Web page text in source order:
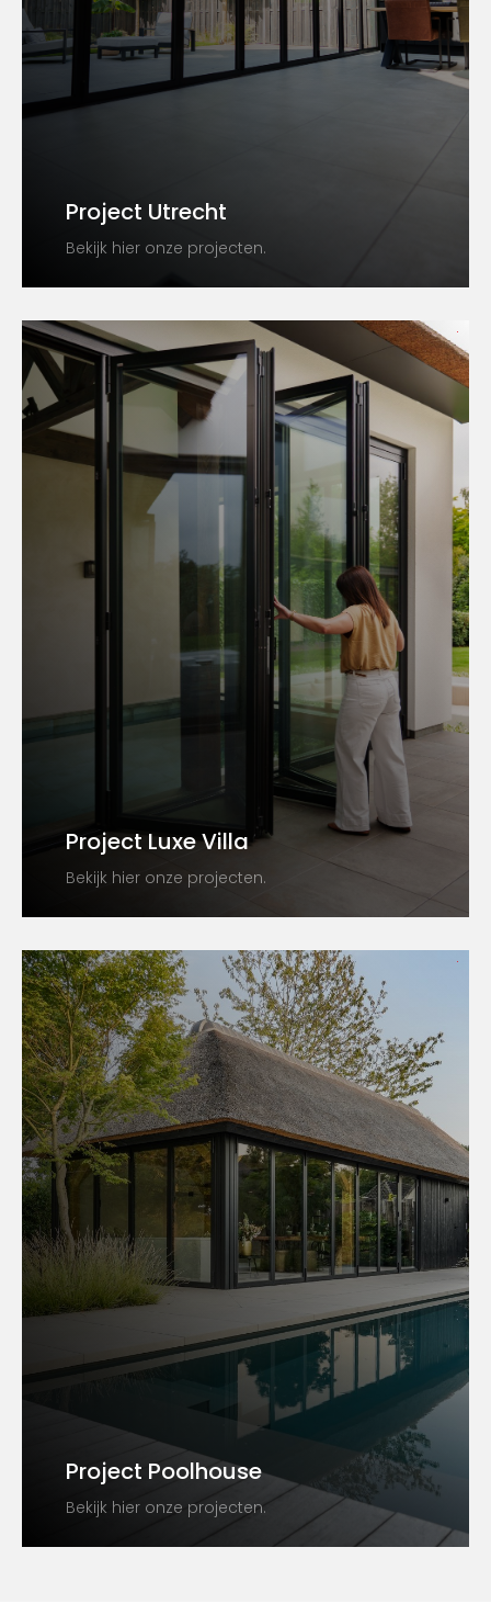
Project Utrecht
Bekijk hier onze projecten.
Project Luxe Villa
Bekijk hier onze projecten.
Project Poolhouse
Bekijk hier onze projecten.